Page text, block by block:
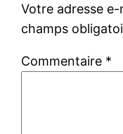
Votre adresse e-
champs
Commentaire *